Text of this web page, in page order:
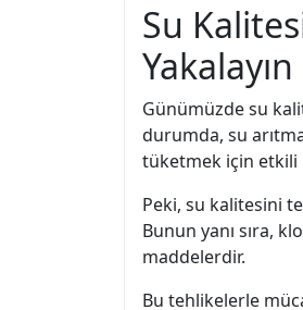
Su
Yakalayın
Günümüzde su
durumda, su
tüketmek için etkili
Peki, su kalitesini
Bunun yanı sıra,
maddelerdir.
Bu tehlikelerle